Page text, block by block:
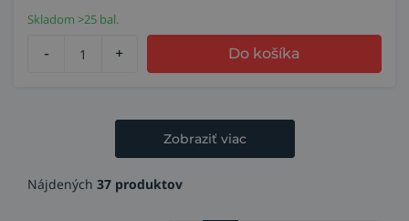
Skladom >25 bal.
- + Do košíka
Zobraziť viac
Nájdených 37 produktov